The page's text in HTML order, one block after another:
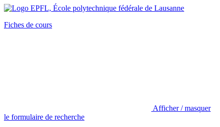
Fiches de cours
Afficher / masquer
le formulaire de recherche